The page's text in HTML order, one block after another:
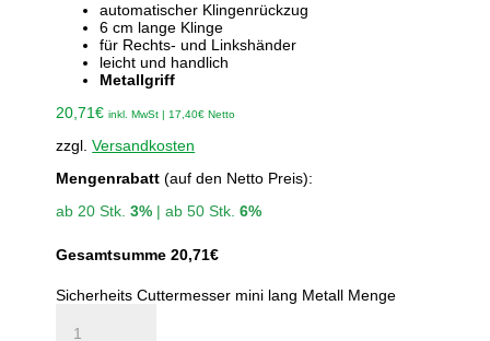
automatischer Klingenrückzug
6 cm lange Klinge
für Rechts- und Linkshänder
leicht und handlich
Metallgriff
20,71€ inkl. MwSt |17,40€ Netto
zzgl.Versandkosten
Mengenrabatt (auf den Netto Preis):
ab 20 Stk.3% | ab 50 Stk.6%
Gesamtsumme 20,71€
Sicherheits Cuttermesser mini lang Metall Menge